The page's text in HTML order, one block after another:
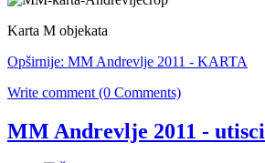
Karta M objekata
Opširnije: MM Andrevlje 2011 - KARTA
Write comment (0 Comments)
MM Andrevlje 2011 - utisci